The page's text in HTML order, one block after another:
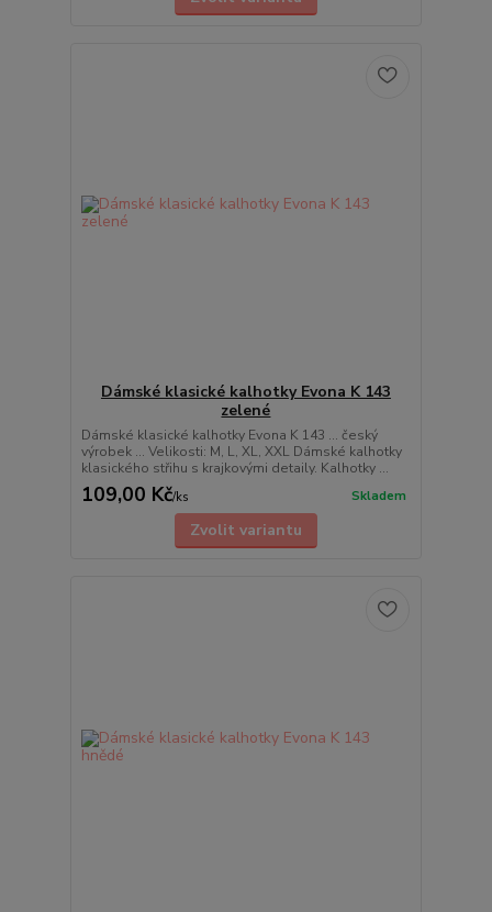
Dámské klasické kalhotky Evona K 143
zelené
Dámské klasické kalhotky Evona K 143 ... český
výrobek ... Velikosti: M, L, XL, XXL Dámské kalhotky
klasického střihu s krajkovými detaily. Kalhotky ...
109,00 Kč/ks Skladem
Zvolit variantu